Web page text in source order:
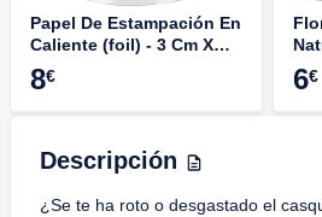
Papel De Estampación En
Caliente (foil) - 3 Cm X
120 M, Varios Colores,
Para Papel, Cuero,
8€
48
6€
Descripción
¿Se te ha roto o desgastado el